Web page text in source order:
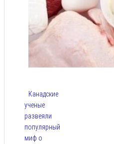
Канадские
ученые
развеяли
популярный
миф о